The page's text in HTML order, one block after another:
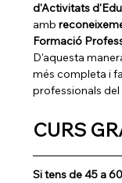
d'Activitats
amb
Formació
D'aquesta
més completa i
professionals
CURS
Si tens de 45 a